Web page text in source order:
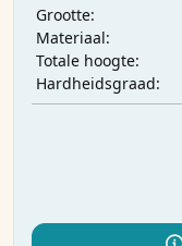
Grootte:
Materiaal:
Totale hoogte:
Hardheidsgraad: